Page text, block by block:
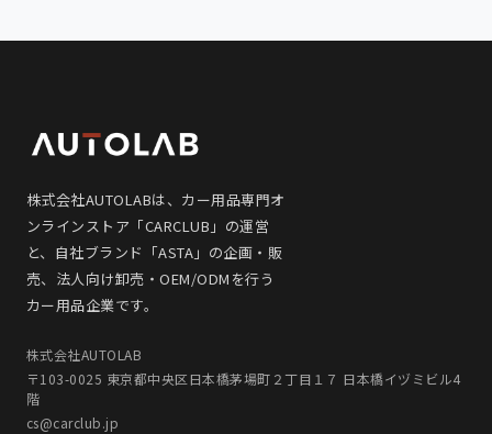
株式会社AUTOLABは、カー用品専門オ
ンラインストア「CARCLUB」の運営
と、自社ブランド「ASTA」の企画・販
売、法人向け卸売・OEM/ODMを行う
カー用品企業です。
株式会社AUTOLAB
〒103-0025 東京都中央区日本橋茅場町２丁目１７ 日本橋イヅミビル4
階
cs@carclub.jp